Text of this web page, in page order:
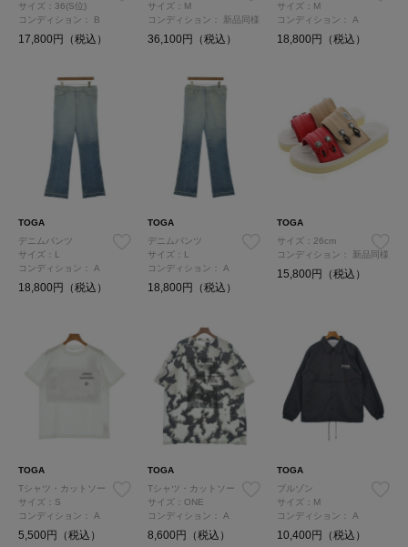
サイズ：36(S位)
コンディション：
B
17,800円（税込）
サイズ：M
コンディション：
新品同様
36,100円（税込）
サイズ：M
コンディション： A
18,800円（税込）
TOGA
デニムパンツ
サイズ：L
コンディション： A
18,800円（税込）
TOGA
デニムパンツ
サイズ：L
コンディション：
A
18,800円（税込）
TOGA
サイズ：26cm
コンディション：
新品同様
15,800円（税込）
TOGA
Tシャツ・カットソー
サイズ：S
コンディション： A
5,500円（税込）
TOGA
Tシャツ・カットソー
サイズ：ONE
コンディション：
A
8,600円（税込）
TOGA
ブルゾン
サイズ：M
コンディション：
A
10,400円（税込）